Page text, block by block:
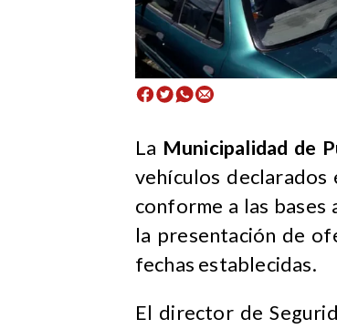
La Municipalidad de
vehículos
conforme a las
la presentación de
fechas establecidas.
El director de